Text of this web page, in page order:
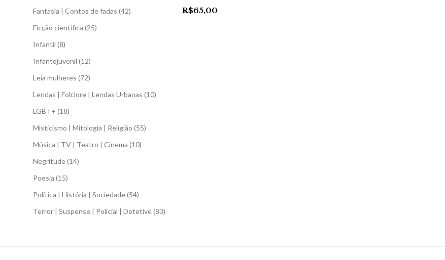
Fantasia | Contos de fadas (42)
Ficção científica (25)
Infantil (8)
Infantojuvenil (12)
Leia mulheres (72)
Lendas | Folclore | Lendas Urbanas (10)
LGBT+ (18)
Misticismo | Mitologia | Religião (55)
Música | TV | Teatro | Cinema (10)
Negritude(14)
Poesia (15)
Política | História | Sociedade(54)
Terror | Suspense | Policial | Detetive(83)
R$65,00